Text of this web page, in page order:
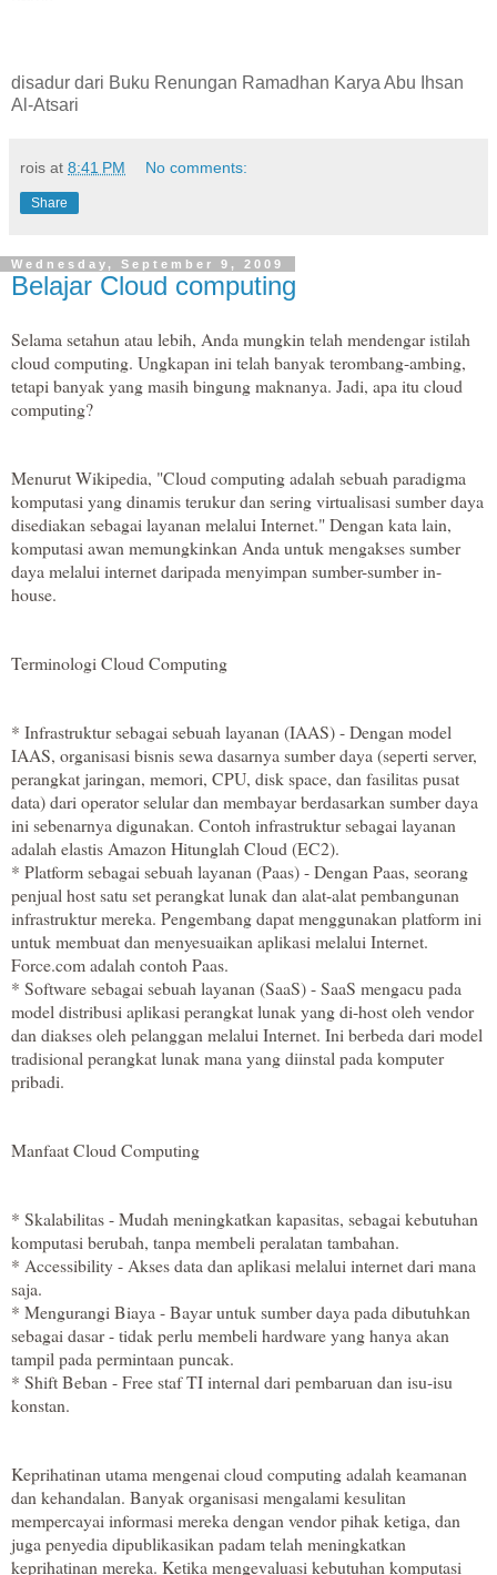
disadur dari Buku Renungan Ramadhan Karya Abu Ihsan
Al-Atsari
rois at 8:41 PM No comments:
Share
Wednesday, September 9, 2009
Belajar Cloud computing
Selama setahun atau lebih, Anda mungkin telah mendengar istilah
cloud computing. Ungkapan ini telah banyak terombang-ambing,
tetapi banyak yang masih bingung maknanya. Jadi, apa itu cloud
computing?
Menurut Wikipedia, "Cloud computing adalah sebuah paradigma
komputasi yang dinamis terukur dan sering virtualisasi sumber daya
disediakan sebagai layanan melalui Internet." Dengan kata lain,
komputasi awan memungkinkan Anda untuk mengakses sumber
daya melalui internet daripada menyimpan sumber-sumber in-
house.
Terminologi Cloud Computing
* Infrastruktur sebagai sebuah layanan (IAAS) - Dengan model
IAAS, organisasi bisnis sewa dasarnya sumber daya (seperti server,
perangkat jaringan, memori, CPU, disk space, dan fasilitas pusat
data) dari operator selular dan membayar berdasarkan sumber daya
ini sebenarnya digunakan. Contoh infrastruktur sebagai layanan
adalah elastis Amazon Hitunglah Cloud (EC2).
* Platform sebagai sebuah layanan (Paas) - Dengan Paas, seorang
penjual host satu set perangkat lunak dan alat-alat pembangunan
infrastruktur mereka. Pengembang dapat menggunakan platform ini
untuk membuat dan menyesuaikan aplikasi melalui Internet.
Force.com adalah contoh Paas.
* Software sebagai sebuah layanan (SaaS) - SaaS mengacu pada
model distribusi aplikasi perangkat lunak yang di-host oleh vendor
dan diakses oleh pelanggan melalui Internet. Ini berbeda dari model
tradisional perangkat lunak mana yang diinstal pada komputer
pribadi.
Manfaat Cloud Computing
* Skalabilitas - Mudah meningkatkan kapasitas, sebagai kebutuhan
komputasi berubah, tanpa membeli peralatan tambahan.
* Accessibility - Akses data dan aplikasi melalui internet dari mana
saja.
* Mengurangi Biaya - Bayar untuk sumber daya pada dibutuhkan
sebagai dasar - tidak perlu membeli hardware yang hanya akan
tampil pada permintaan puncak.
* Shift Beban - Free staf TI internal dari pembaruan dan isu-isu
konstan.
Keprihatinan utama mengenai cloud computing adalah keamanan
dan kehandalan. Banyak organisasi mengalami kesulitan
mempercayai informasi mereka dengan vendor pihak ketiga, dan
juga penyedia dipublikasikan padam telah meningkatkan
keprihatinan mereka. Ketika mengevaluasi kebutuhan komputasi